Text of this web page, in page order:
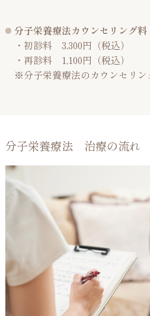
分子栄養療法カウンセリング料
・初診料 3,300円（税込）
・再診料 1,100円（税込）
※分子栄養療法のカウンセリン
分子栄養療法 治療の流れ